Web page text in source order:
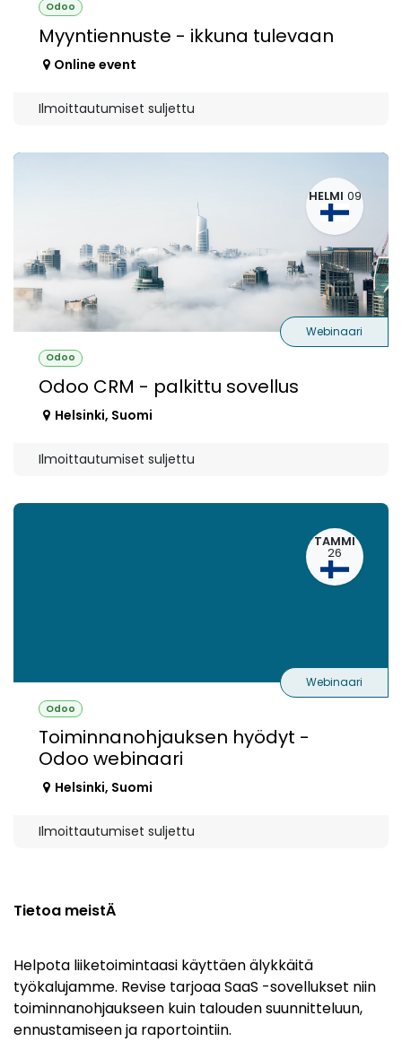
Odoo
Myyntiennuste - ikkuna tulevaan
Online event
Ilmoittautumiset suljettu
HELMI 09
Odoo
Odoo CRM - palkittu sovellus
Webinaari
Helsinki, Suomi
Ilmoittautumiset suljettu
TAMMI
26
Odoo
Toiminnanohjauksen hyödyt -
Odoo webinaari
Webinaari
Helsinki, Suomi
Ilmoittautumiset suljettu
Tietoa meistÄ
Helpota liiketoimintaasi käyttäen älykkäitä
työkalujamme. Revise tarjoaa SaaS -sovellukset niin
toiminnanohjaukseen kuin talouden suunnitteluun,
ennustamiseen ja raportointiin.